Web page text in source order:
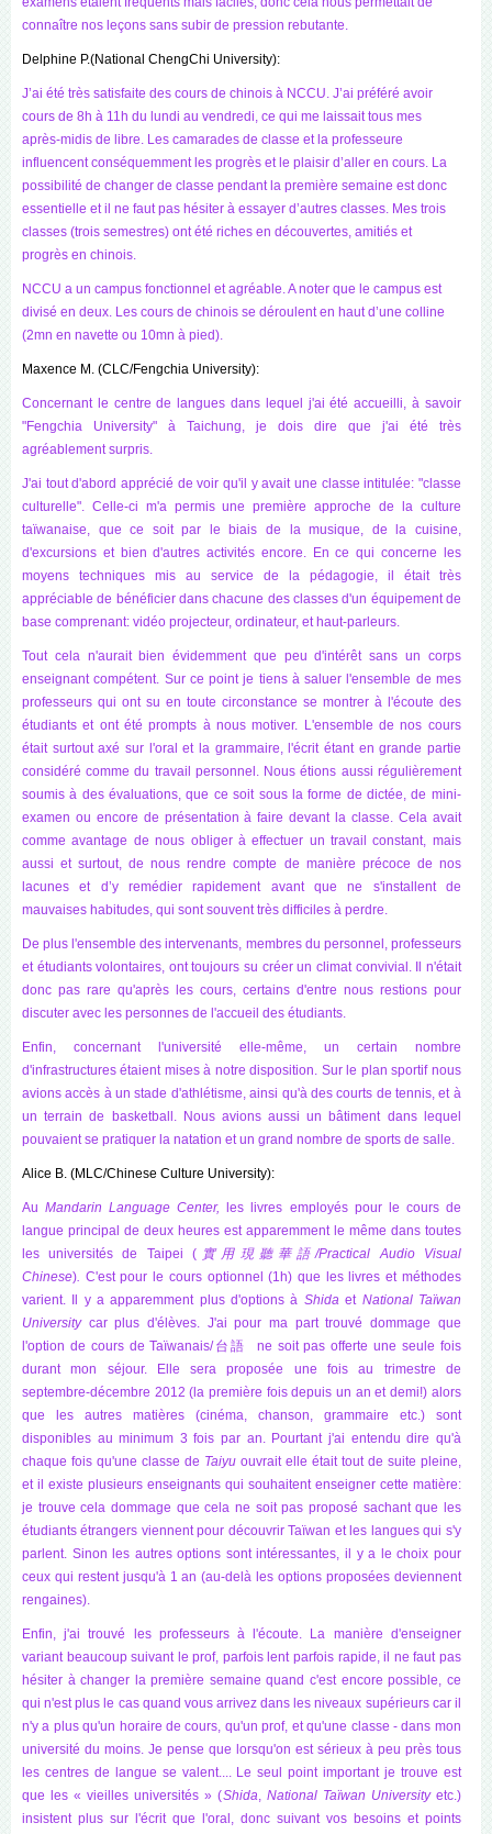
connaître nos leçons sans subir de pression rebutante.
Delphine P.(National ChengChi University):
J’ai été très satisfaite des cours de chinois à NCCU. J’ai préféré avoir
cours de 8h à 11h du lundi au vendredi, ce qui me laissait tous mes
après-midis de libre. Les camarades de classe et la professeure
influencent conséquemment les progrès et le plaisir d’aller en cours. La
possibilité de changer de classe pendant la première semaine est donc
essentielle et il ne faut pas hésiter à essayer d’autres classes. Mes trois
classes (trois semestres) ont été riches en découvertes, amitiés et
progrès en chinois.
NCCU a un campus fonctionnel et agréable. A noter que le campus est
divisé en deux. Les cours de chinois se déroulent en haut d’une colline
(2mn en navette ou 10mn à pied).
Maxence M. (CLC/Fengchia University):
Concernant le centre de langues dans lequel j'ai été accueilli, à savoir
"Fengchia University" à Taichung, je dois dire que j'ai été très
agréablement surpris.
J'ai tout d'abord apprécié de voir qu'il y avait une classe intitulée: "classe
culturelle". Celle-ci m'a permis une première approche de la culture
taïwanaise, que ce soit par le biais de la musique, de la cuisine,
d'excursions et bien d'autres activités encore. En ce qui concerne les
moyens techniques mis au service de la pédagogie, il était très
appréciable de bénéficier dans chacune des classes d'un équipement de
base comprenant: vidéo projecteur, ordinateur, et haut-parleurs.
Tout cela n'aurait bien évidemment que peu d'intérêt sans un corps
enseignant compétent. Sur ce point je tiens à saluer l'ensemble de mes
professeurs qui ont su en toute circonstance se montrer à l'écoute des
étudiants et ont été prompts à nous motiver. L'ensemble de nos cours
était surtout axé sur l'oral et la grammaire, l'écrit étant en grande partie
considéré comme du travail personnel. Nous étions aussi régulièrement
soumis à des évaluations, que ce soit sous la forme de dictée, de mini-
examen ou encore de présentation à faire devant la classe. Cela avait
comme avantage de nous obliger à effectuer un travail constant, mais
aussi et surtout, de nous rendre compte de manière précoce de nos
lacunes et d’y remédier rapidement avant que ne s'installent de
mauvaises habitudes, qui sont souvent très difficiles à perdre.
De plus l'ensemble des intervenants, membres du personnel, professeurs
et étudiants volontaires, ont toujours su créer un climat convivial. Il n'était
donc pas rare qu'après les cours, certains d'entre nous restions pour
discuter avec les personnes de l'accueil des étudiants.
Enfin, concernant l'université elle-même, un certain nombre
d'infrastructures étaient mises à notre disposition. Sur le plan sportif nous
avions accès à un stade d'athlétisme, ainsi qu'à des courts de tennis, et à
un terrain de basketball. Nous avions aussi un bâtiment dans lequel
pouvaient se pratiquer la natation et un grand nombre de sports de salle.
Alice B. (MLC/Chinese Culture University):
AuMandarin Language Center, les livres employés pour le cours de
langue principal de deux heures est apparemment le même dans toutes
les universités de Taipei (實用現聽華語/Practical Audio Visual
Chinese). C'est pour le cours optionnel (1h) que les livres et méthodes
varient. Il y a apparemment plus d'options à Shidaet National Taïwan
Universitycar plus d'élèves. J'ai pour ma part trouvé dommage que
l'option de cours de Taïwanais/台語 ne soit pas offerte une seule fois
durant mon séjour. Elle sera proposée une fois au trimestre de
septembre-décembre 2012 (la première fois depuis un an et demi!) alors
que les autres matières (cinéma, chanson, grammaire etc.) sont
disponibles au minimum 3 fois par an. Pourtant j'ai entendu dire qu'à
chaque fois qu'une classe de Taiyuouvrait elle était tout de suite pleine,
et il existe plusieurs enseignants qui souhaitent enseigner cette matière:
je trouve cela dommage que cela ne soit pas proposé sachant que les
étudiants étrangers viennent pour découvrir Taïwan et les langues qui s'y
parlent. Sinon les autres options sont intéressantes, il y a le choix pour
ceux qui restent jusqu'à 1 an (au-delà les options proposées deviennent
rengaines).
Enfin, j'ai trouvé les professeurs à l'écoute. La manière d'enseigner
variant beaucoup suivant le prof, parfois lent parfois rapide, il ne faut pas
hésiter à changer la première semaine quand c'est encore possible, ce
qui n'est plus le cas quand vous arrivez dans les niveaux supérieurs car il
n'y a plus qu'un horaire de cours, qu'un prof, et qu'une classe - dans mon
université du moins. Je pense que lorsqu'on est sérieux à peu près tous
les centres de langue se valent.... Le seul point important je trouve est
que les « vieilles universités » (Shida, National Taïwan University etc.)
insistent plus sur l'écrit que l'oral, donc suivant vos besoins et points